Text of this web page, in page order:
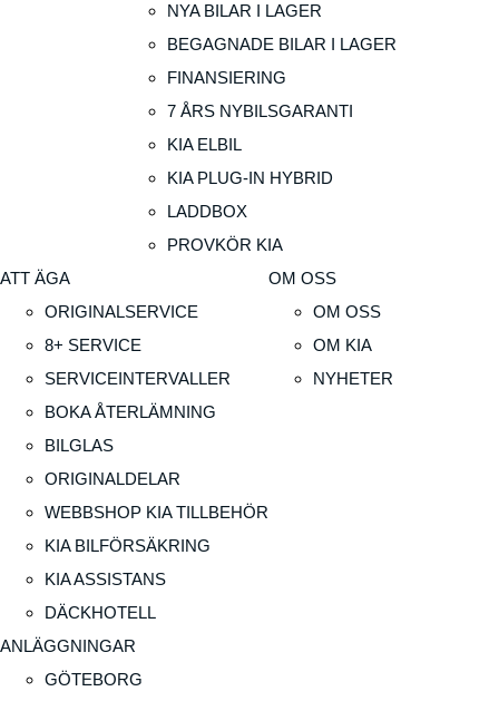
NYA BILAR I LAGER
BEGAGNADE BILAR I LAGER
FINANSIERING
7 ÅRS NYBILSGARANTI
KIA ELBIL
KIA PLUG-IN HYBRID
LADDBOX
PROVKÖR KIA
ATT ÄGA
ORIGINALSERVICE
8+ SERVICE
SERVICEINTERVALLER
BOKA ÅTERLÄMNING
BILGLAS
ORIGINALDELAR
WEBBSHOP KIA TILLBEHÖR
KIA BILFÖRSÄKRING
KIA ASSISTANS
DÄCKHOTELL
OM OSS
OM OSS
OM KIA
NYHETER
ANLÄGGNINGAR
GÖTEBORG